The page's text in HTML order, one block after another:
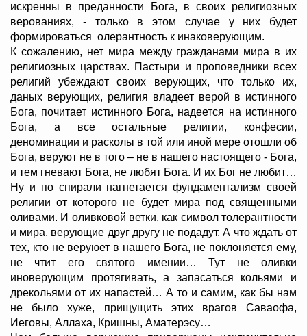
искренны в преданности Бога, в своих религиозных
верованиях, - только в этом случае у них будет
формироваться олерантность к инаковерующим.
К сожалению, нет мира между гражданами мира в их
религиозных царствах. Пастыри и проповедники всех
религий убеждают своих верующих, что только их,
даных верующих, религия владеет верой в истинного
Бога, почитает истинного Бога, надеется на истинного
Бога, а все остальные религии, конфесии,
деноминации и расколы в той или иной мере отошли об
Бога, веруют не в того – не в нашего настоящего - Бога,
и тем гневают Бога, не любят Бога. И их Бог не любит…
Ну и по спирали нагнетается фундаментализм своей
религии от которого не будет мира под священными
оливами. И оливковой ветки, как символ толерантности
и мира, верующие друг другу не подадут. А что ждать от
тех, кто не веруюет в нашего Бога, не поклоняется ему,
не чтит его святого имении… Тут не оливки
иноверующим протягивать, а запасаться кольями и
дрекольями от их напастей… А то и самим, как бы нам
не было хуже, прищущить этих врагов Саваофа,
Иеговы, Аллаха, Кришны, Аматерэсу…